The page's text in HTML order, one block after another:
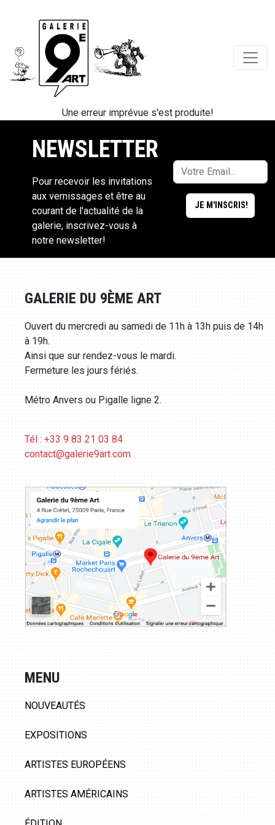
Une erreur imprévue s'est produite!
NEWSLETTER
Pour recevoir les invitations
aux vernissages et être au
courant de l'actualité de la
galerie, inscrivez-vous à
notre newsletter!
GALERIE DU 9ÈME ART
Ouvert du mercredi au samedi de 11h à 13h puis de 14h
à 19h.
Ainsi que sur rendez-vous le mardi.
Fermeture les jours fériés.
Métro Anvers ou Pigalle ligne 2.
Tél : +33 9 83 21 03 84
contact@galerie9art.com
MENU
NOUVEAUTÉS
EXPOSITIONS
ARTISTES EUROPÉENS
ARTISTES AMÉRICAINS